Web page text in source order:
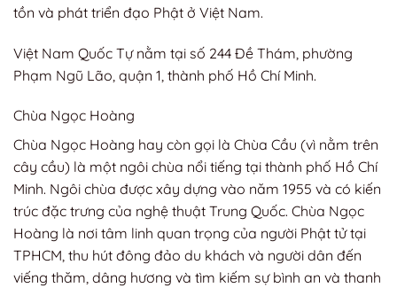
tồn và phát triển đạo Phật ở Việt Nam.
Việt Nam Quốc Tự nằm tại số 244 Đề Thám, phường
Phạm Ngũ Lão, quận 1, thành phố Hồ Chí Minh.
Chùa Ngọc Hoàng
Chùa Ngọc Hoàng hay còn gọi là Chùa Cầu (vì nằm trên
cây cầu) là một ngôi chùa nổi tiếng tại thành phố Hồ Chí
Minh. Ngôi chùa được xây dựng vào năm 1955 và có kiến
trúc đặc trưng của nghệ thuật Trung Quốc. Chùa Ngọc
Hoàng là nơi tâm linh quan trọng của người Phật tử tại
TPHCM, thu hút đông đảo du khách và người dân đến
viếng thăm, dâng hương và tìm kiếm sự bình an và thanh